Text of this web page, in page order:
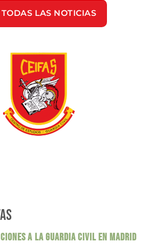
LAS NOTICIAS
A LA GUARDIA CIVIL EN MADRID